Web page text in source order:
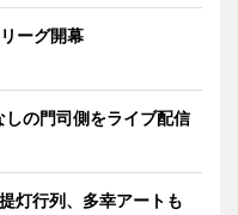
ーグ開幕
の門司側をライブ配信
灯行列、多幸アートも